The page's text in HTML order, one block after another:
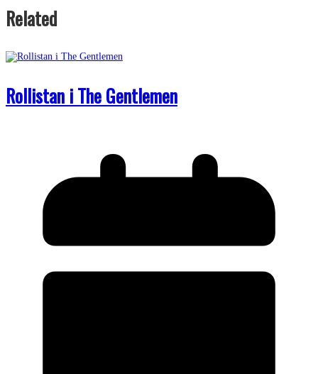
Related
Rollistan i The Gentlemen